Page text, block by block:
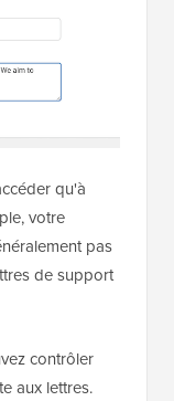
qu'à
votre
pas
de support
contrôler
aux lettres.